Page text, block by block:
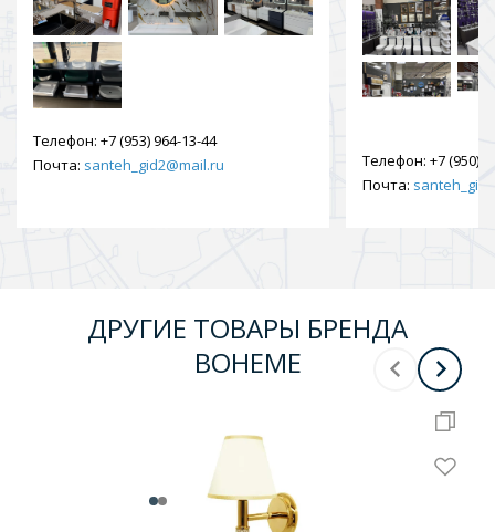
Телефон: +7 (953) 964-13-44
Почта: santeh_gid2@mail.ru Телефон: +7 (950)
Почта:
ДРУГИЕ ТОВАРЫ БРЕНДА
BOHEME